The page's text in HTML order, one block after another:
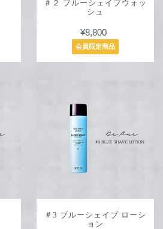
＃２ ブルーシェイブウォッ
シュ
¥8,800
会員限定商品
＃3 ブルーシェイブ ローシ
ョン